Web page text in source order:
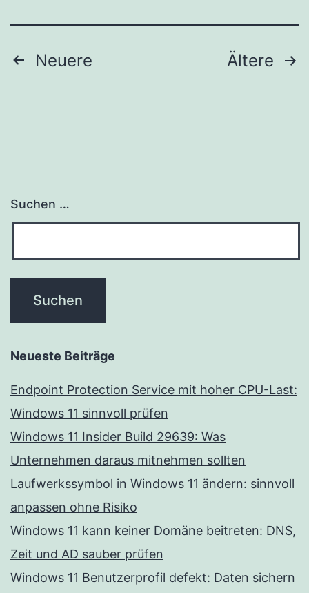
Seitennummerierung
Neuere Ältere
Suchen …
Neueste Beiträge
Endpoint Protection Service mit hoher CPU-Last:
Windows 11 sinnvoll prüfen
Windows 11 Insider Build 29639: Was
Unternehmen daraus mitnehmen sollten
Laufwerkssymbol in Windows 11 ändern: sinnvoll
anpassen ohne Risiko
Windows 11 kann keiner Domäne beitreten: DNS,
Zeit und AD sauber prüfen
Windows 11 Benutzerprofil defekt: Daten sichern